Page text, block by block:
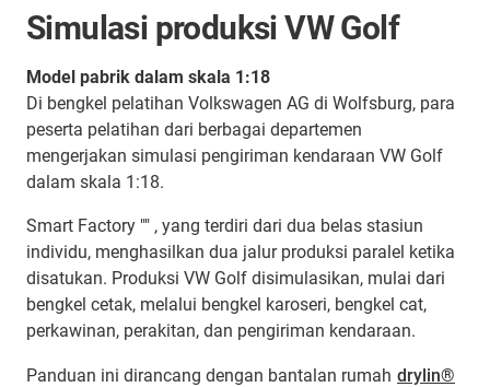
Simulasi produksi VW Golf
Model pabrik dalam skala 1:18
Di bengkel pelatihan Volkswagen AG di Wolfsburg, para
peserta pelatihan dari berbagai departemen
mengerjakan simulasi pengiriman kendaraan VW Golf
dalam skala 1:18.
Smart Factory "" , yang terdiri dari dua belas stasiun
individu, menghasilkan dua jalur produksi paralel ketika
disatukan. Produksi VW Golf disimulasikan, mulai dari
bengkel cetak, melalui bengkel karoseri, bengkel cat,
perkawinan, perakitan, dan pengiriman kendaraan.
Panduan ini dirancang dengan bantalan rumah drylin®